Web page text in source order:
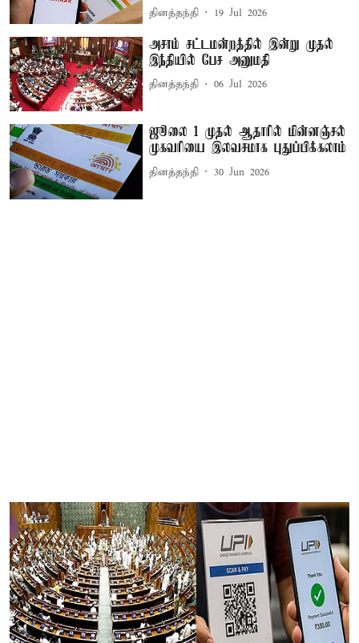
தினத்தந்தி 19 Jul 2026
அசாம் சட்டமன்றத்தில் இன்று முதல்
இந்தியில் பேச அனுமதி
தினத்தந்தி 06 Jul 2026
ஜூலை 1 முதல் ஆதாரில் மின்னஞ்சல்
முகவரியை இலவசமாக புதுப்பிக்கலாம்
தினத்தந்தி 30 Jun 2026